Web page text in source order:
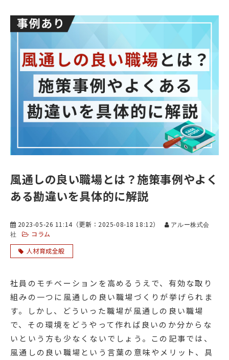
風通しの良い職場とは？施策事例やよく
ある勘違いを具体的に解説
2023-05-26 11:14（更新： 2025-08-18 18:12）
アルー株式会
社
コラム
人材育成全般
社員のモチベーションを高めるうえで、有効な取り
組みの一つに風通しの良い職場づくりが挙げられま
す。しかし、どういった職場が風通しの良い職場
で、その環境をどうやって作れば良いのか分からな
いという方も少なくないでしょう。この記事では、
風通しの良い職場という言葉の意味やメリット、具